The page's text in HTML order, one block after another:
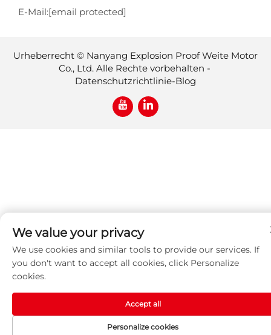
E-Mail:[email protected]
Urheberrecht © Nanyang Explosion Proof Weite Motor
Co., Ltd. Alle Rechte vorbehalten -
Datenschutzrichtlinie-Blog
We value your privacy
We use cookies and similar tools to provide our services. If
you don't want to accept all cookies, click Personalize
cookies.
Personalize cookies
Accept all